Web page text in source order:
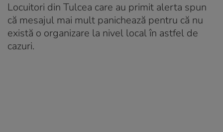
Locuitori din Tulcea care au primit alerta spun
că mesajul mai mult panichează pentru că nu
există o organizare la nivel local în astfel de
cazuri.